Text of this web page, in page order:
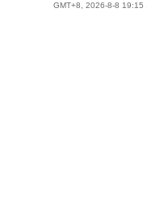
GMT+8, 2026-8-8 19:15